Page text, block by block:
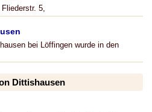
5,
bei Löffingen wurde in den
Dittishausen